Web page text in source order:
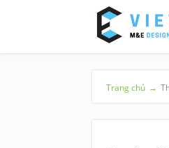
Trang chủ →